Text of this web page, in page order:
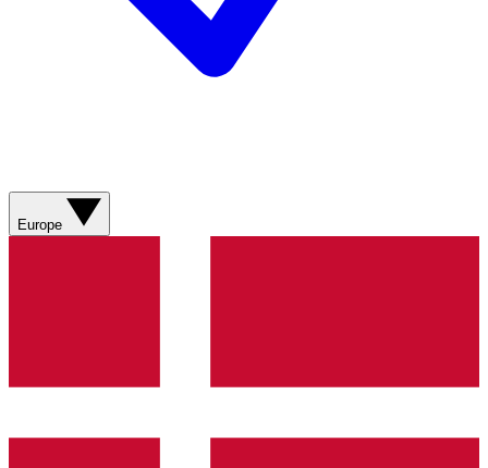
Europe